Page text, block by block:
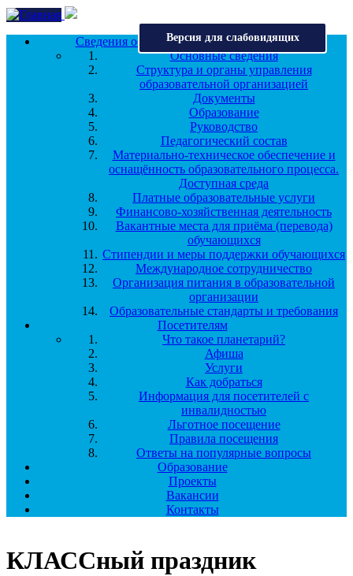
Перейти к основному содержанию
Версия для слабовидящих
Сведения об образовательной организации
Основные сведения
Структура и органы управления
образовательной организацией
Документы
Образование
Руководство
Педагогический состав
Материально-техническое обеспечение и
оснащённость образовательного процесса.
Доступная среда
Платные образовательные услуги
Финансово-хозяйственная деятельность
Вакантные места для приёма (перевода)
обучающихся
Стипендии и меры поддержки обучающихся
Международное сотрудничество
Организация питания в образовательной
организации
Образовательные стандарты и требования
Посетителям
Что такое планетарий?
Афиша
Услуги
Как добраться
Информация для посетителей с
инвалидностью
Льготное посещение
Правила посещения
Ответы на популярные вопросы
Образование
Проекты
Вакансии
Контакты
КЛАССный праздник